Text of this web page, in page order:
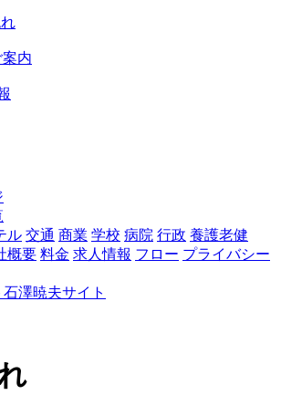
内
ル 交通 商業 学校 病院 行政 養護老健
概要 料金 求人情報 フロー プライバシー
澤暁夫サイト